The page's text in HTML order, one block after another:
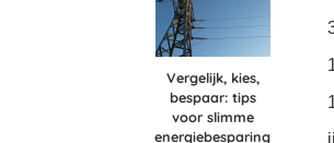
Vergelijk, kies,
bespaar: tips
voor slimme
energiebesparing